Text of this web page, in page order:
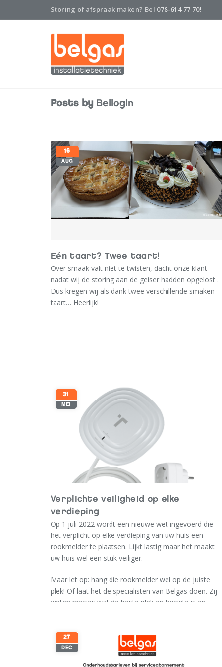
Storing of afspraak maken? Bel 078-614 77 70!
Posts by Bellogin
16
AUG
Eén taart? Twee taart!
Over smaak valt niet te twisten, dacht onze klant
nadat wij de storing aan de geiser hadden opgelost .
Dus kregen wij als dank twee verschillende smaken
taart… Heerlijk!
31
MEI
Verplichte veiligheid op elke
verdieping
Op 1 juli 2022 wordt een nieuwe wet ingevoerd die
het verplicht op elke verdieping van uw huis een
rookmelder te plaatsen. Lijkt lastig maar het maakt
uw huis wel een stuk veiliger.
Maar let op: hang die rookmelder wel op de juiste
plek! Of laat het de specialisten van Belgas doen. Zij
weten precies wat de beste plek en hoogte is en
Speciaal aanbod van Belgas:
27
DEC